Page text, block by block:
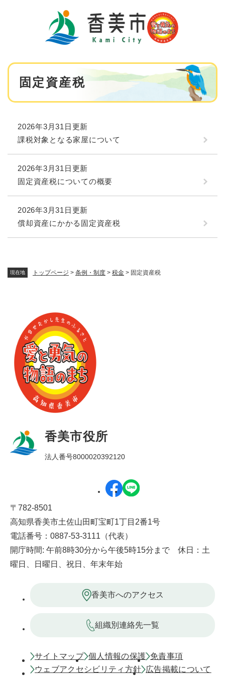
現在地 トップページ > 条例・制度 > 税金 > 固定資産税
本
固定資産税
2026年3月31日更新
課税対象となる家屋について
2026年3月31日更新
固定資産税についての概要
2026年3月31日更新
償却資産にかかる固定資産税
香美市役所
法人番号8000020392120
〒782-8501
高知県香美市土佐山田町宝町1丁目2番1号
電話番号：0887-53-3111（代表）
開庁時間: 午前8時30分から午後5時15分まで 休日：土
曜日、日曜日、祝日、年末年始
香美市へのアクセス
組織別連絡先一覧
サイトマップ 個人情報の保護 免責事項
ウェブアクセシビリティ方針
広告掲載について